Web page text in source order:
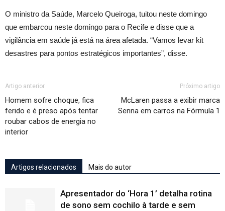
O ministro da Saúde, Marcelo Queiroga, tuitou neste domingo
que embarcou neste domingo para o Recife e disse que a
vigilância em saúde já está na área afetada. “Vamos levar kit
desastres para pontos estratégicos importantes”, disse.
Artigo anterior
Homem sofre choque, fica
ferido e é preso após tentar
roubar cabos de energia no
interior
Próximo artigo
McLaren passa a exibir marca
Senna em carros na Fórmula 1
Artigos relacionados Mais do autor
Apresentador do ‘Hora 1’ detalha rotina
de sono sem cochilo à tarde e sem